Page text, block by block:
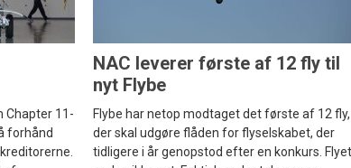
Chapter 11-
forhånd
NAC leverer første af 12 fly til
nyt Flybe
Flybe har netop modtaget det første af 12 fly,
der skal udgøre flåden for flyselskabet, der
tidligere i år genopstod efter en konkurs. Flyet